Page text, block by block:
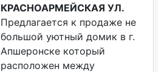
КРАСНОАРМЕЙСКАЯ УЛ.
Предлагается к продаже не
большой уютный домик в г.
Апшеронске который
расположен между